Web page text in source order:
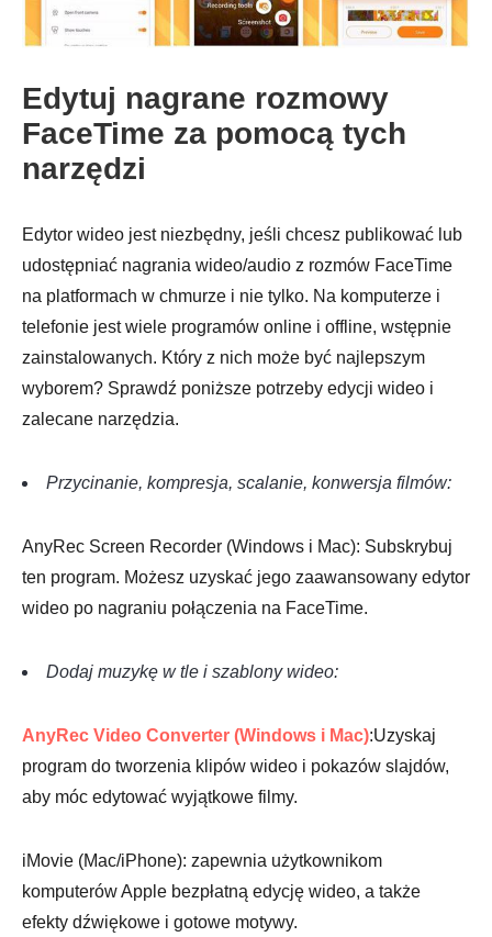
Edytuj nagrane rozmowy
FaceTime za pomocą tych
narzędzi
Edytor wideo jest niezbędny, jeśli chcesz publikować lub
udostępniać nagrania wideo/audio z rozmów FaceTime
na platformach w chmurze i nie tylko. Na komputerze i
telefonie jest wiele programów online i offline, wstępnie
zainstalowanych. Który z nich może być najlepszym
wyborem? Sprawdź poniższe potrzeby edycji wideo i
zalecane narzędzia.
Przycinanie, kompresja, scalanie, konwersja filmów:
AnyRec Screen Recorder (Windows i Mac): Subskrybuj
ten program. Możesz uzyskać jego zaawansowany edytor
wideo po nagraniu połączenia na FaceTime.
Dodaj muzykę w tle i szablony wideo:
AnyRec Video Converter (Windows i Mac):Uzyskaj
program do tworzenia klipów wideo i pokazów slajdów,
aby móc edytować wyjątkowe filmy.
iMovie (Mac/iPhone): zapewnia użytkownikom
komputerów Apple bezpłatną edycję wideo, a także
efekty dźwiękowe i gotowe motywy.